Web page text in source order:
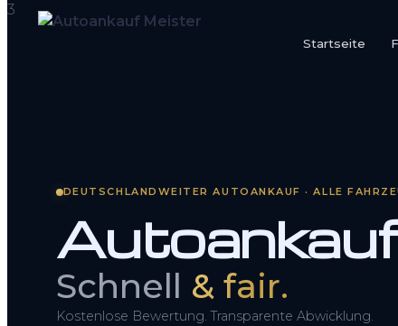
Startseite
So funktioniert’s
DEUTSCHLANDWEITER AUTOANKAUF · ALLE
Schnell & fair.
Kostenlose Bewertung. Transparente Abwicklung.